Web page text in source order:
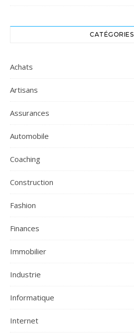
CATÉGORIES
Achats
Artisans
Assurances
Automobile
Coaching
Construction
Fashion
Finances
Immobilier
Industrie
Informatique
Internet